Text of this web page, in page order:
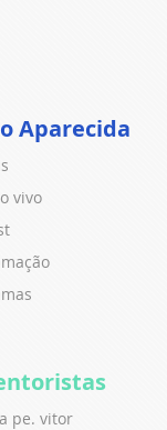
Aparecida
vivo
pe. vitor